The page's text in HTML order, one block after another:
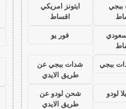
ايتونز امريكي
اقساط
سعودي
فور يو
ببجي
شدات ببجي عن
طريق الايدي
لودو
شحن لودو عن
طريق الايدي